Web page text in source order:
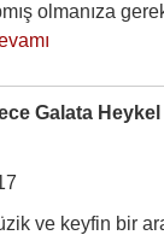
olmanıza
Galata Heykel
ve keyfin bir